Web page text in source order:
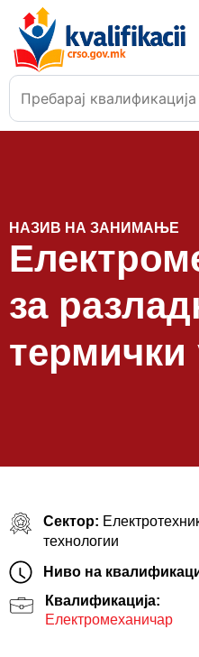
НАЗИВ НА ЗАНИМАЊЕ
за
термички
Сектор:
технологии
Ниво на
Квалификација:
Електромеханичар